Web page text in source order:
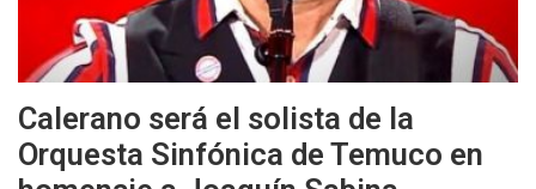
Calerano será el solista de la
Orquesta Sinfónica de Temuco en